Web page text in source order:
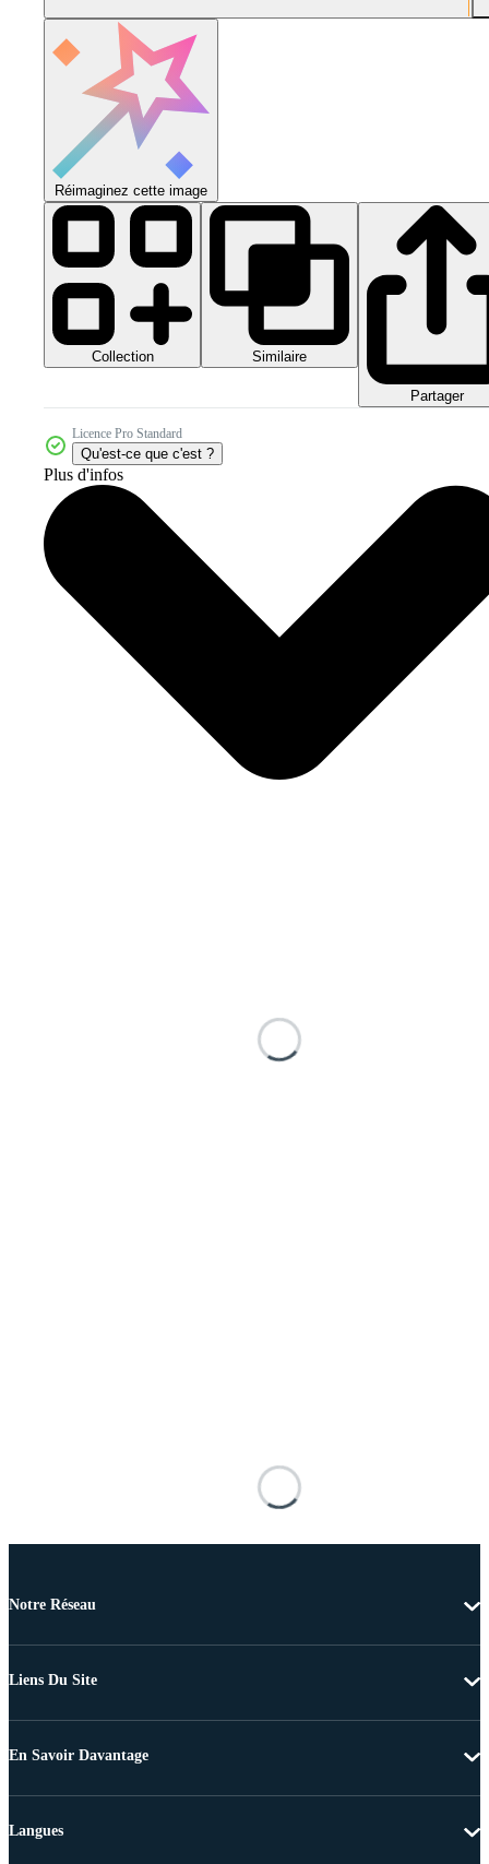
Réimaginez cette image
Collection Similaire
Partager
Licence Pro Standard
Qu'est-ce que c'est ?
Plus d'infos
Notre Réseau
Liens Du Site
En Savoir Davantage
Langues